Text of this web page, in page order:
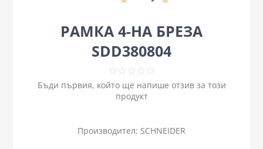
РАМКА 4-НА БРЕЗА
SDD380804
Бъди първия, който ще напише отзив за този
продукт
Производител: SCHNEIDER